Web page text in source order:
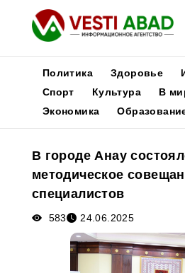
Новости
Медиа
Афиша
Политика Здоровье
Спорт
Культура В
Экономика
В городе Анау
методическое
специалистов
583 24.06.2025